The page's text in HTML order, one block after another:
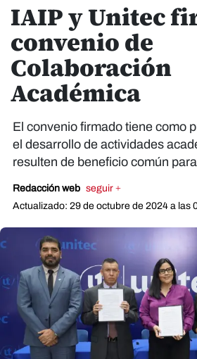
IAIP y Unitec
convenio de
Colaboración
Académica
El convenio firmado tiene como
el desarrollo de actividades
resulten de beneficio común
Redacción web seguir +
Actualizado: 29 de octubre de 2024 a las